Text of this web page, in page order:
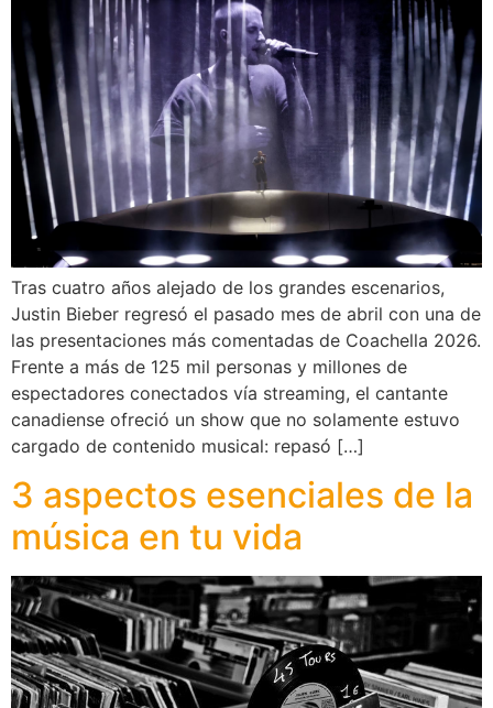
Tras cuatro años alejado de los grandes escenarios,
Justin Bieber regresó el pasado mes de abril con una de
las presentaciones más comentadas de Coachella 2026.
Frente a más de 125 mil personas y millones de
espectadores conectados vía streaming, el cantante
canadiense ofreció un show que no solamente estuvo
cargado de contenido musical: repasó […]
3 aspectos esenciales de la
música en tu vida